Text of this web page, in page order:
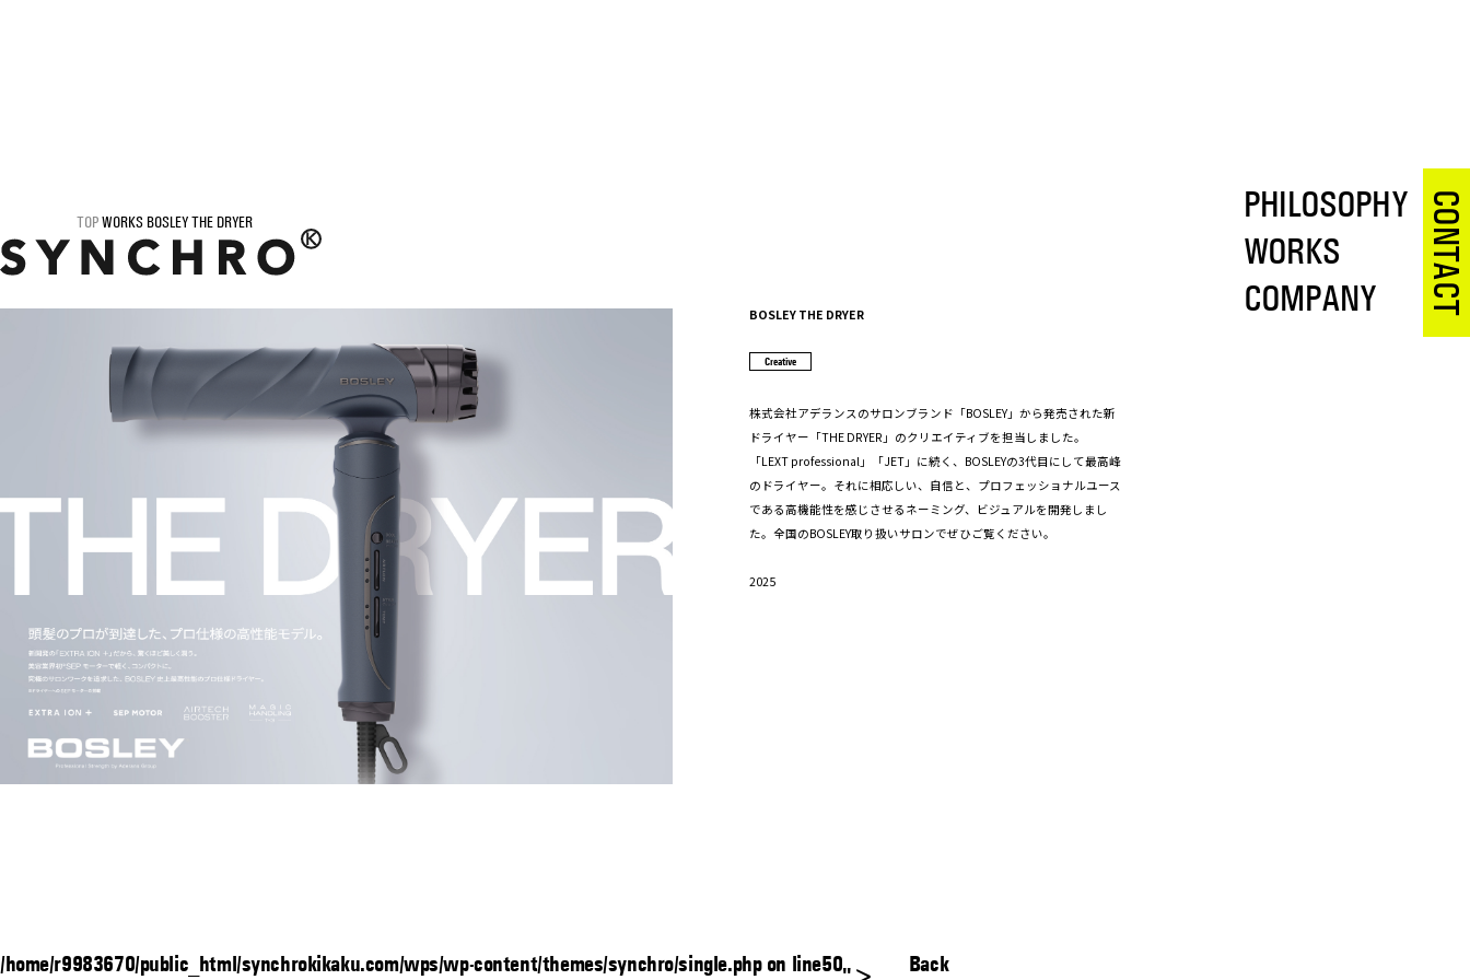
PHILOSOPHY
WORKS
COMPANY
CONTACT
TOPWORKS BOSLEY THE DRYER
BOSLEY THE DRYER
Creative
株式会社アデランスのサロンブランド「BOSLEY」から発売された新
ドライヤー「THE DRYER」のクリエイティブを担当しました。
「LEXT professional」「JET」に続く、BOSLEYの3代目にして最高峰
のドライヤー。それに相応しい、自信と、プロフェッショナルユース
である高機能性を感じさせるネーミング、ビジュアルを開発しまし
た。全国のBOSLEY取り扱いサロンでぜひご覧ください。
2025
/home/r9983670/public_html/synchrokikaku.com/wps/wp-content/themes/synchro/single.php on line50 Back